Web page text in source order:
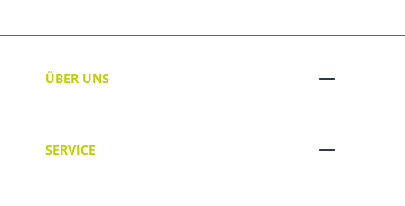
ÜBER UNS
SERVICE